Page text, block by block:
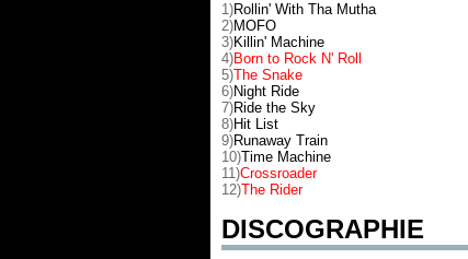
1)Rollin' With Tha Mutha
2)MOFO
3)Killin' Machine
4)Born to Rock N' Roll
5)The Snake
6)Night Ride
7)Ride the Sky
8)Hit List
9)Runaway Train
10)Time Machine
11)Crossroader
12)The Rider
DISCOGRAPHIE